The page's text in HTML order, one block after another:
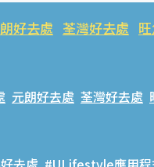
好去處 荃灣好去處
元朗好去處 荃灣好去處